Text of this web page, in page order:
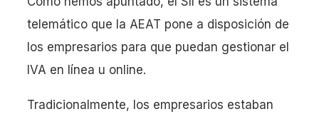
telemático que la AEAT pone a disposición de
los empresarios para que puedan gestionar el
IVA en línea u online.
Tradicionalmente, los empresarios estaban